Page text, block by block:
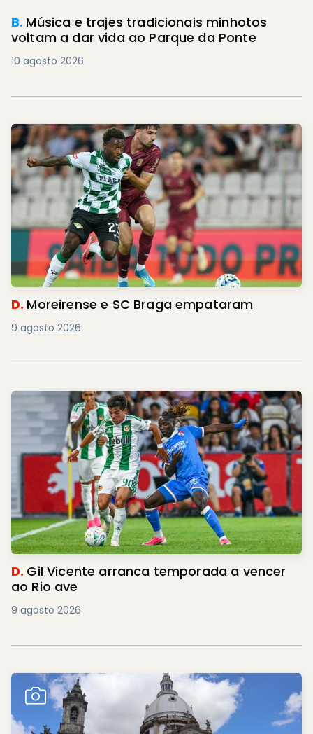
B. Música e trajes tradicionais minhotos
voltam a dar vida ao Parque da Ponte
10 agosto 2026
D. Moreirense e SC Braga empataram
9 agosto 2026
D. Gil Vicente arranca temporada a vencer
ao Rio ave
9 agosto 2026